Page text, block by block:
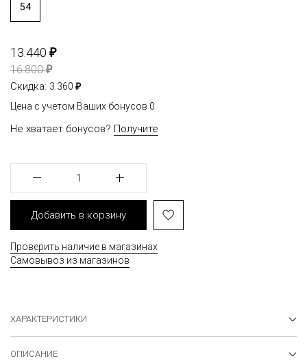
54
13.440 ₽
16.800₽
Скидка: 3.360 ₽
Цена с учетом Ваших бонусов 0
Не хватает бонусов? Получите
1
Добавить в корзину
Проверить наличие в магазинах
Самовывоз из магазинов
ХАРАКТЕРИСТИКИ
ОПИСАНИЕ